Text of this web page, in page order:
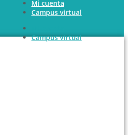
Mi cuenta
Campus virtual
Campus virtual